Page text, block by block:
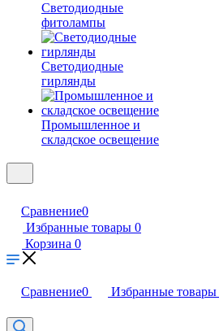
Светодиодные
фитолампы
Светодиодные
гирлянды
Промышленное и
складское освещение
Сравнение0
Избранные товары 0
Корзина 0
Сравнение0 Избранные товары